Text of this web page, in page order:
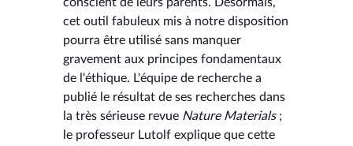
cet outil fabuleux mis à notre disposition
pourra être utilisé sans manquer
gravement aux principes fondamentaux
de l'éthique. L'équipe de recherche a
publié le résultat de ses recherches dans
la très sérieuse revue Nature Materials;
le professeur Lutolf explique que cette